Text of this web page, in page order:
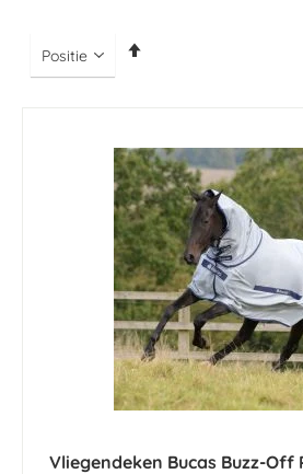
Vliegendeken Bucas Buzz-Off